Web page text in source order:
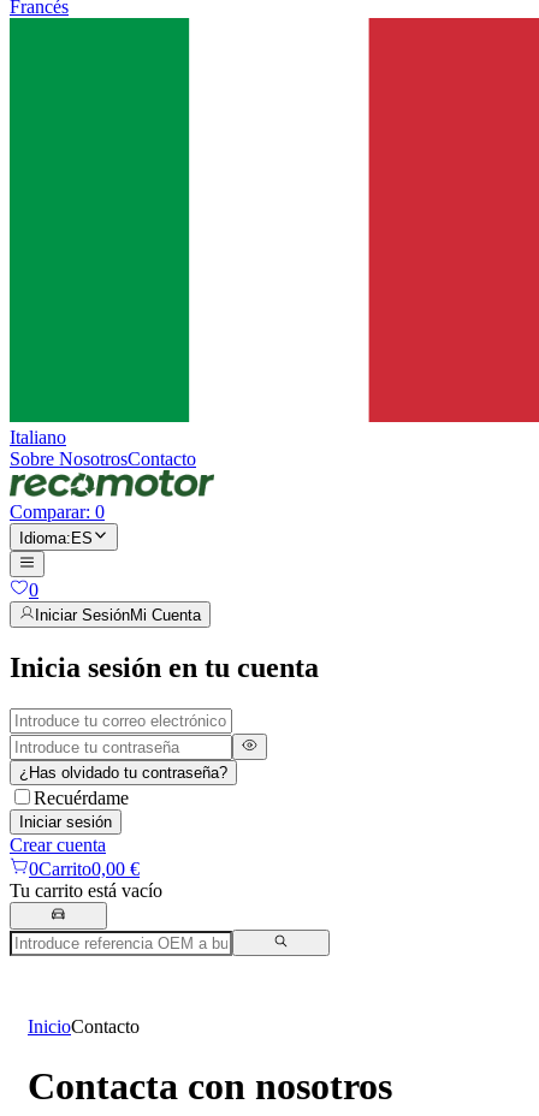
Francés
Italiano
Sobre NosotrosContacto
Comparar: 0
Idioma:ES
0
Iniciar SesiónMi Cuenta
Inicia sesión en tu cuenta
¿Has olvidado tu contraseña?
Recuérdame
Iniciar sesión
Crear cuenta
0Carrito0,00 €
Tu carrito está vacío
InicioContacto
Contacta con nosotros